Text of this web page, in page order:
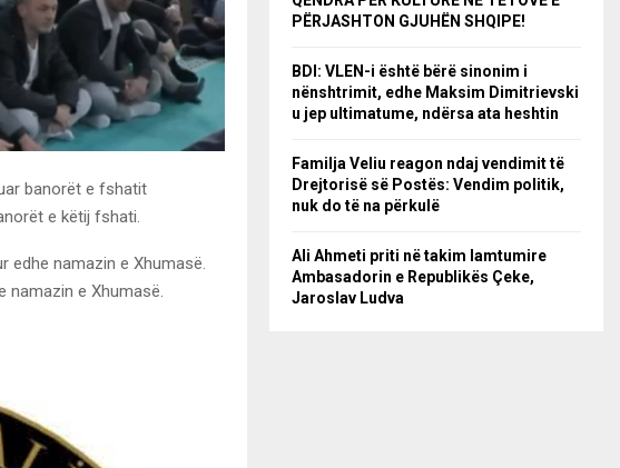
banorët e fshatit
e këtij fshati.
edhe namazin e Xhumasë.
namazin e Xhumasë.
PËRJASHTON GJUHËN SHQIPE!
BDI: VLEN-i është bërë sinonim i
nënshtrimit, edhe Maksim Dimitrievski
u jep ultimatume, ndërsa ata heshtin
Familja Veliu reagon ndaj vendimit të
Drejtorisë së Postës: Vendim politik,
nuk do të na përkulë
Ali Ahmeti priti në takim lamtumire
Ambasadorin e Republikës Çeke,
Jaroslav Ludva